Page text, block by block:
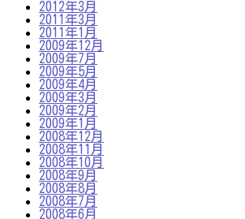
2012年3月
2011年3月
2011年1月
2009年12月
2009年7月
2009年5月
2009年4月
2009年3月
2009年2月
2009年1月
2008年12月
2008年11月
2008年10月
2008年9月
2008年8月
2008年7月
2008年6月